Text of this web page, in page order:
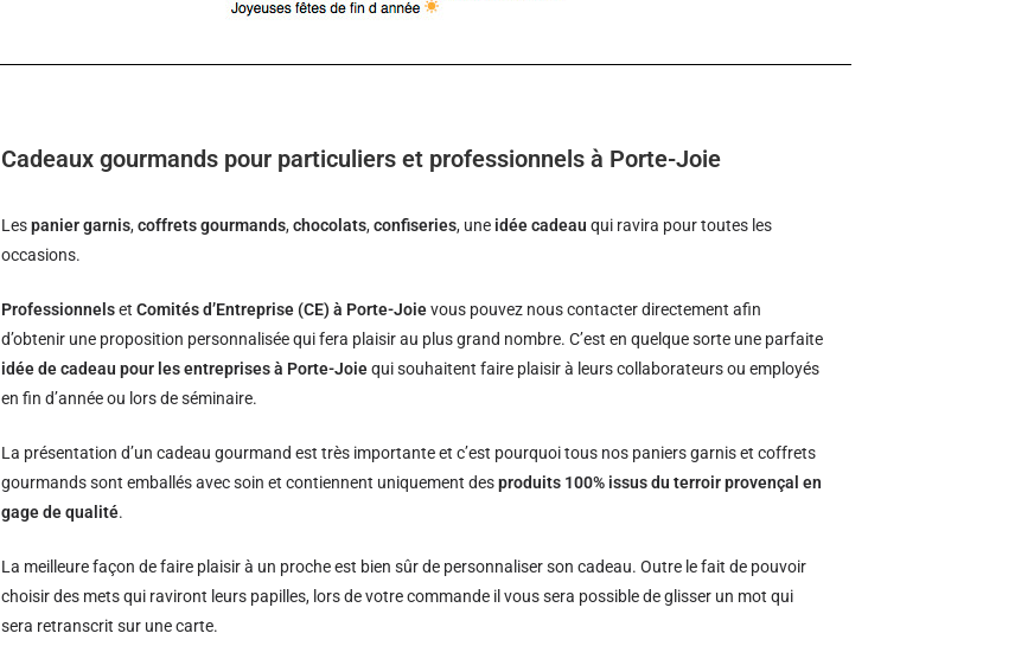
Cadeaux gourmands pour particuliers et professionnels à Porte-Joie
Lespanier garnis,coffrets gourmands,chocolats,confiseries, une idée cadeau qui ravira pour toutes les
occasions.
ProfessionnelsetComités d’Entreprise (CE) à Porte-Joievous pouvez nous contacter directement afin
d’obtenir une proposition personnalisée qui fera plaisir au plus grand nombre. C’est en quelque sorte une parfaite
idée de cadeau pour les entreprises à Porte-Joiequi souhaitent faire plaisir à leurs collaborateurs ou employés
en fin d’année ou lors de séminaire.
La présentation d’un cadeau gourmand est très importante et c’est pourquoi tous nos paniers garnis et coffrets
gourmands sont emballés avec soin et contiennent uniquement desproduits 100% issus du terroir provençal en
gage de qualité.
La meilleure façon de faire plaisir à un proche est bien sûr de personnaliser son cadeau. Outre le fait de pouvoir
choisir des mets qui raviront leurs papilles, lors de votre commande il vous sera possible de glisser un mot qui
sera retranscrit sur une carte.